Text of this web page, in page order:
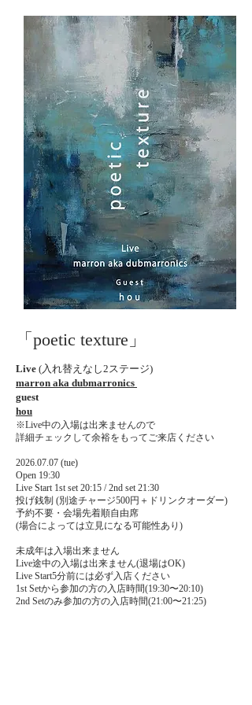
「poetic texture 」
Live (入れ替えなし2ステージ)
marron aka dubmarronics
guest
hou
※Live中の入場は出来ませんので
詳細チェックして余裕をもってご来店ください
​​​​​2026.07.07 (tue)
Open 19:30
Live Start 1st set 20:15 / 2nd set 21:30
投げ銭制 (別途チャージ500円＋ドリンクオーダー)
予約不要・会場先着順自由席
(場合によっては立見になる可能性あり)
未成年は入場出来ません
Live途中の入場は出来ません(退場はOK)
Live Start5分前には必ず入店ください
1st Setから参加の方の入店時間(19:30〜20:10)
2nd Setのみ参加の方の入店時間(21:00〜21:25)